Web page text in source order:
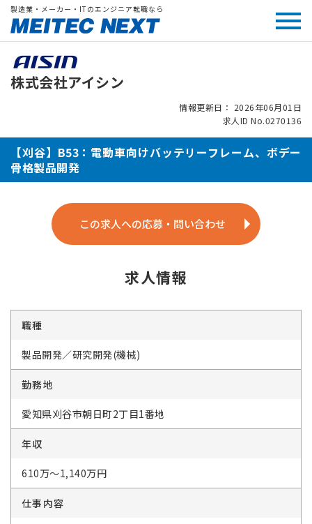
製造業・メーカー・ITのエンジニア転職なら
株式会社アイシン
情報更新日： 2026年06月01日
求人ID No.0270136
【刈谷】B53：電動車向けバッテリーフレーム、ボデー
骨格製品開発
この求人への応募・問い合わせ
求人情報
職種
製品開発／研究開発(機械)
勤務地
愛知県刈谷市朝日町2丁目1番地
年収
610万～1,140万円
仕事内容